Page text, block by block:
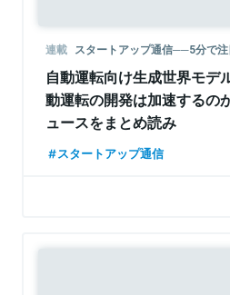
連載 スタートアップ通信──5分で
自動運転向け生成世界モデ
動運転の開発は加速するの
ュースをまとめ読み
スタートアップ通信